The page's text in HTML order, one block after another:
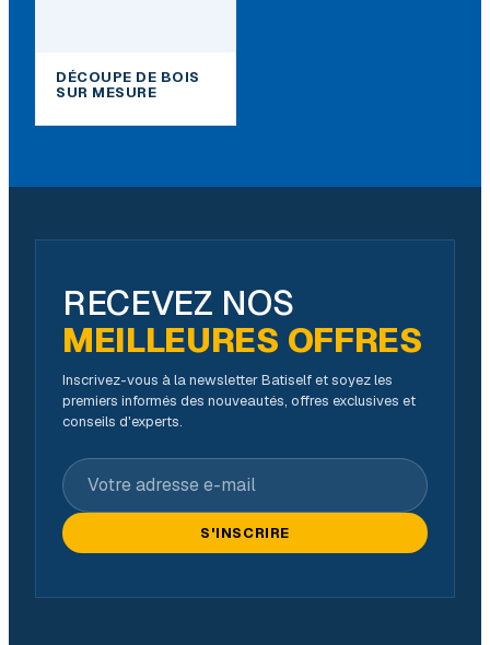
DÉCOUPE DE BOIS
SUR MESURE
RECEVEZ NOS
MEILLEURES OFFRES
Inscrivez-vous à la newsletter Batiself et soyez les
premiers informés des nouveautés, offres exclusives et
conseils d'experts.
Votre adresse e-mail
S'INSCRIRE